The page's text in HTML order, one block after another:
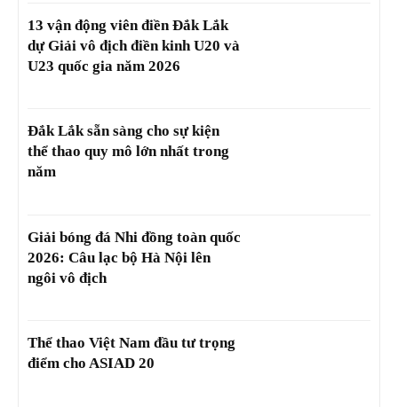
13 vận động viên điền Đắk Lắk
dự Giải vô địch điền kinh U20 và
U23 quốc gia năm 2026
Đắk Lắk sẵn sàng cho sự kiện
thể thao quy mô lớn nhất trong
năm
Giải bóng đá Nhi đồng toàn quốc
2026: Câu lạc bộ Hà Nội lên
ngôi vô địch
Thể thao Việt Nam đầu tư trọng
điểm cho ASIAD 20